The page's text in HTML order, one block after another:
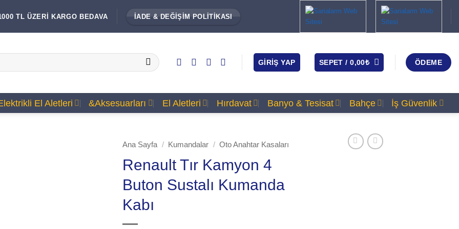
TL ÜZERİ KARGO BEDAVA İADE & DEĞİŞİM POLİTİKASI
GIRIŞ YAP SEPET /0,00₺ ÖDEME
El Aletleri &Aksesuarları El Aletleri Hırdavat Banyo & Tesisat Bahçe İş Güvenlik
Ana Sayfa / Kumandalar / Oto Anahtar Kasaları
Renault Tır Kamyon 4
Buton Sustalı Kumanda
Kabı